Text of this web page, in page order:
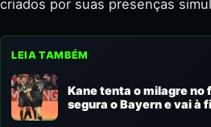
criados por suas presenças
LEIA TAMBÉM
Kane tenta o milagre no
segura o Bayern e vai à